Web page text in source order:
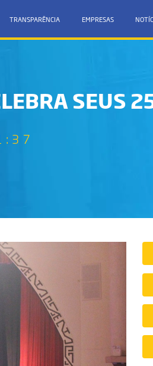
TRANSPARÊNCIA EMPRESAS
SEUS